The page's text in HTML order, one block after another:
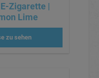
Zigarette |
Lime
zu sehen